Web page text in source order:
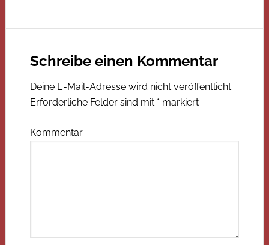
Schreibe einen Kommentar
Deine E-Mail-Adresse wird nicht veröffentlicht.
Erforderliche Felder sind mit * markiert
Kommentar